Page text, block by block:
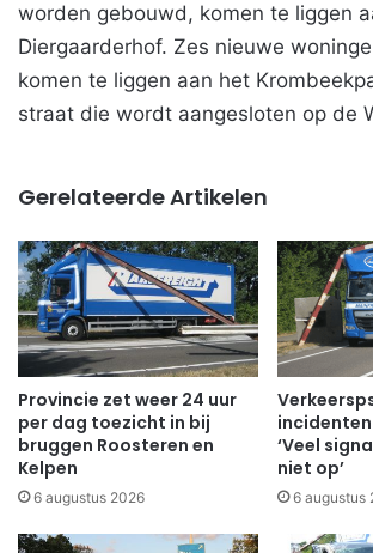
worden gebouwd, komen te liggen
Diergaarderhof. Zes nieuwe
komen te liggen aan het
straat die wordt aangesloten op de
Gerelateerde Artikelen
Provincie zet weer 24 uur
per dag toezicht in bij
bruggen Roosteren en
Kelpen
6 augustus 2026
‘Veel
niet op’
6 augustus